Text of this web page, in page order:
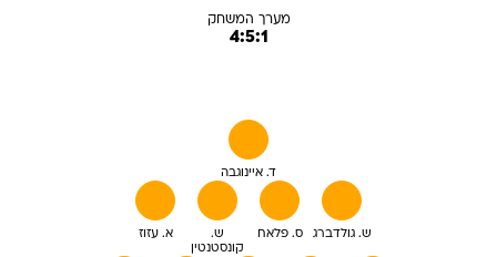
מערך המשחק
4:5:1
ד. איינוגבה
א. עזוז
ש.
קונסטנטין
ס. פלאח ש. גולדברג